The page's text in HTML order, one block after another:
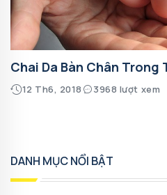
Chai Da Bàn Chân Trong
12 Th6, 2018 3968 lượt xem
DANH MỤC NỔI BẬT